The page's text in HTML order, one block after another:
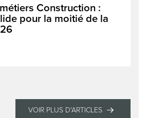
Construction :
pour la moitié de la
VOIR PLUS D'ARTICLES